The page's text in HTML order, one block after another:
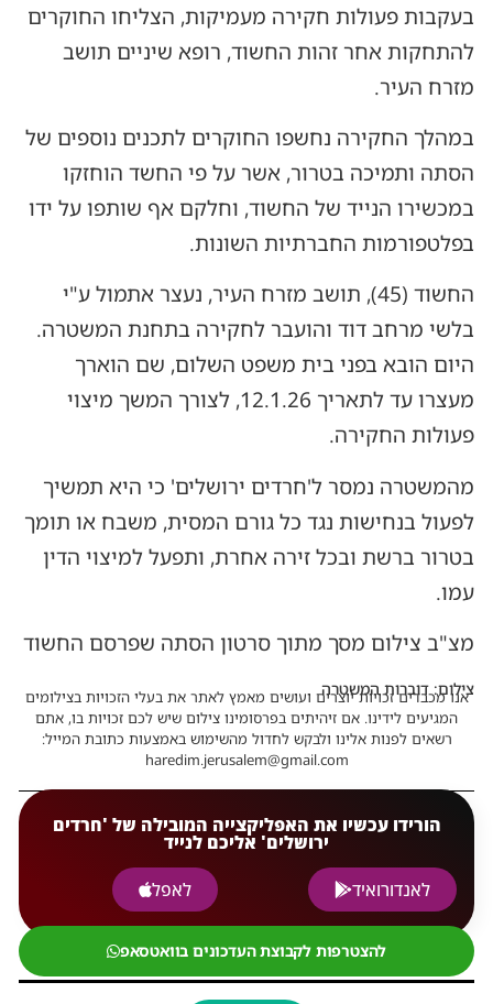
בעקבות פעולות חקירה מעמיקות, הצליחו החוקרים
להתחקות אחר זהות החשוד, רופא שיניים תושב
מזרח העיר.
במהלך החקירה נחשפו החוקרים לתכנים נוספים של
הסתה ותמיכה בטרור, אשר על פי החשד הוחזקו
במכשירו הנייד של החשוד, וחלקם אף שותפו על ידו
בפלטפורמות החברתיות השונות.
החשוד (45), תושב מזרח העיר, נעצר אתמול ע"י
בלשי מרחב דוד והועבר לחקירה בתחנת המשטרה.
היום הובא בפני בית משפט השלום, שם הוארך
מעצרו עד לתאריך 12.1.26, לצורך המשך מיצוי
פעולות החקירה.
מהמשטרה נמסר ל'חרדים ירושלים' כי היא תמשיך
לפעול בנחישות נגד כל גורם המסית, משבח או תומך
בטרור ברשת ובכל זירה אחרת, ותפעל למיצוי הדין
עמו.
מצ"ב צילום מסך מתוך סרטון הסתה שפרסם החשוד
צילום: דוברות המשטרה
אנו מכבדים זכויות יוצרים ועושים מאמץ לאתר את בעלי הזכויות בצילומים
המגיעים לידינו. אם זיהיתים בפרסומינו צילום שיש לכם זכויות בו, אתם
רשאים לפנות אלינו ולבקש לחדול מהשימוש באמצעות כתובת המייל:
haredim.jerusalem@gmail.com
הורידו עכשיו את האפליקצייה המובילה של 'חרדים
ירושלים' אליכם לנייד
לאנדורואיד
לאפל
להצטרפות לקבוצת העדכונים בוואטסאפ